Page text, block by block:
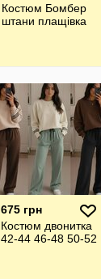
Костюм Бомбер
штани плащівка
675 грн
Костюм двонитка
42-44 46-48 50-52